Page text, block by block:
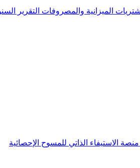
الميزانية والمصروفات التقرير
منصة الاستيفاء الذاتي للمسوح الإحصائية